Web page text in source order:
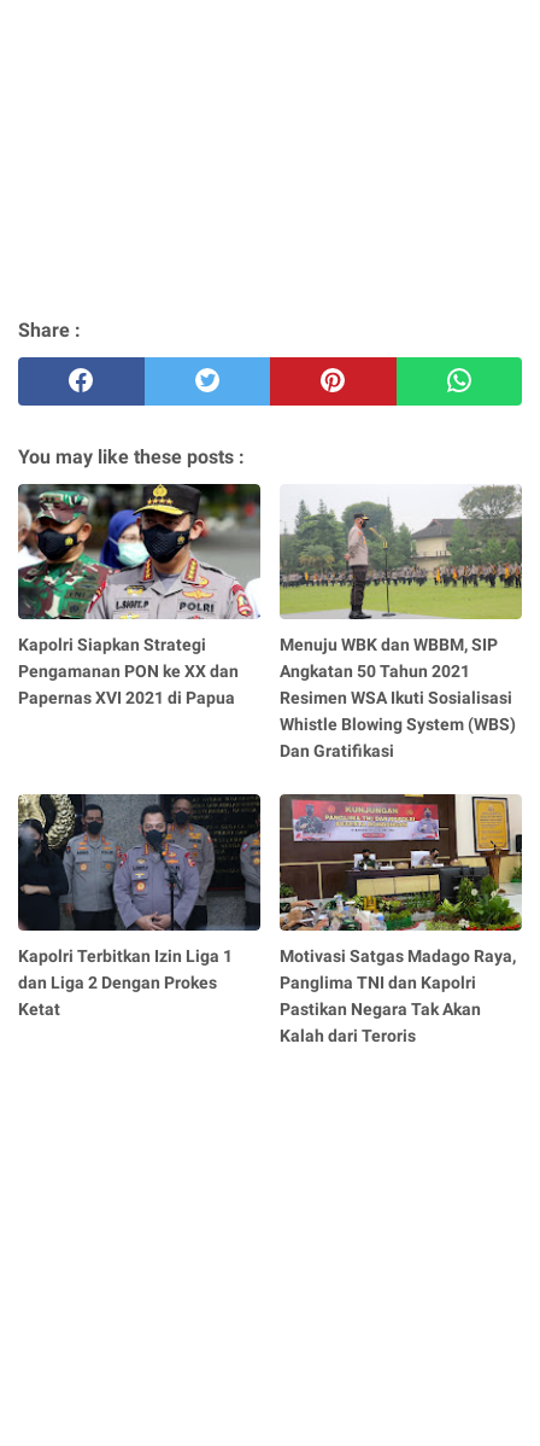
Share :
You may like these posts :
Kapolri Siapkan Strategi
Pengamanan PON ke XX dan
Papernas XVI 2021 di Papua
Menuju WBK dan WBBM, SIP
Angkatan 50 Tahun 2021
Resimen WSA Ikuti Sosialisasi
Whistle Blowing System (WBS)
Dan Gratifikasi
Kapolri Terbitkan Izin Liga 1
dan Liga 2 Dengan Prokes
Ketat
Motivasi Satgas Madago Raya,
Panglima TNI dan Kapolri
Pastikan Negara Tak Akan
Kalah dari Teroris